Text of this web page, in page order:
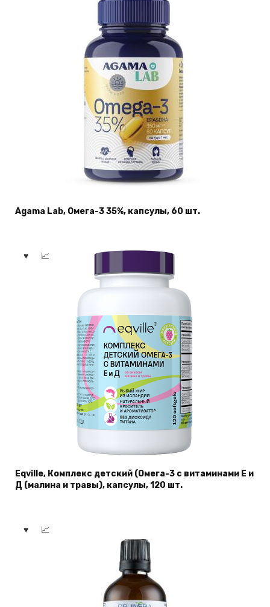
Agama Lab, Омега-3 35%, капсулы, 60 шт.
Eqville, Комплекс детский (Омега-3 с витаминами Е и
Д (малина и травы), капсулы, 120 шт.